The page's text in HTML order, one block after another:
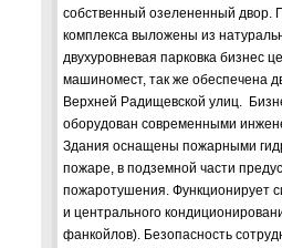
собственный озелененный двор.
комплекса выложены из
двухуровневая парковка бизнес
машиномест, так же обеспечена
Верхней Радищевской улиц.
оборудован современными
Здания оснащены пожарными
пожаре, в подземной части
пожаротушения. Функционирует
и центрального
фанкойлов). Безопасность